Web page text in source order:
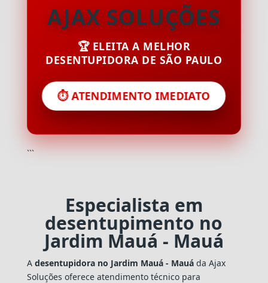
AJAX SOLUÇÕES
🏆 ELEITA A MELHOR
DESENTUPIDORA DE SÃO PAULO
⏱️ ATENDIMENTO IMEDIATO
```
Especialista em
desentupimento no
Jardim Mauá - Mauá
A desentupidora no Jardim Mauá - Mauáda Ajax
Soluções oferece atendimento técnico para